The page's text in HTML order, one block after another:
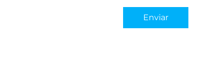
Enviar